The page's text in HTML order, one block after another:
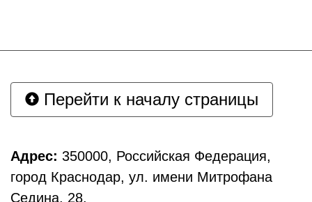
Перейти к началу страницы
Адрес: 350000, Российская Федерация,
город Краснодар, ул. имени Митрофана
Седина, 28.